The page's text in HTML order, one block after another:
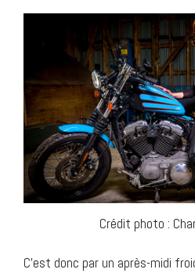
Crédit photo :
C’est donc par un après-midi